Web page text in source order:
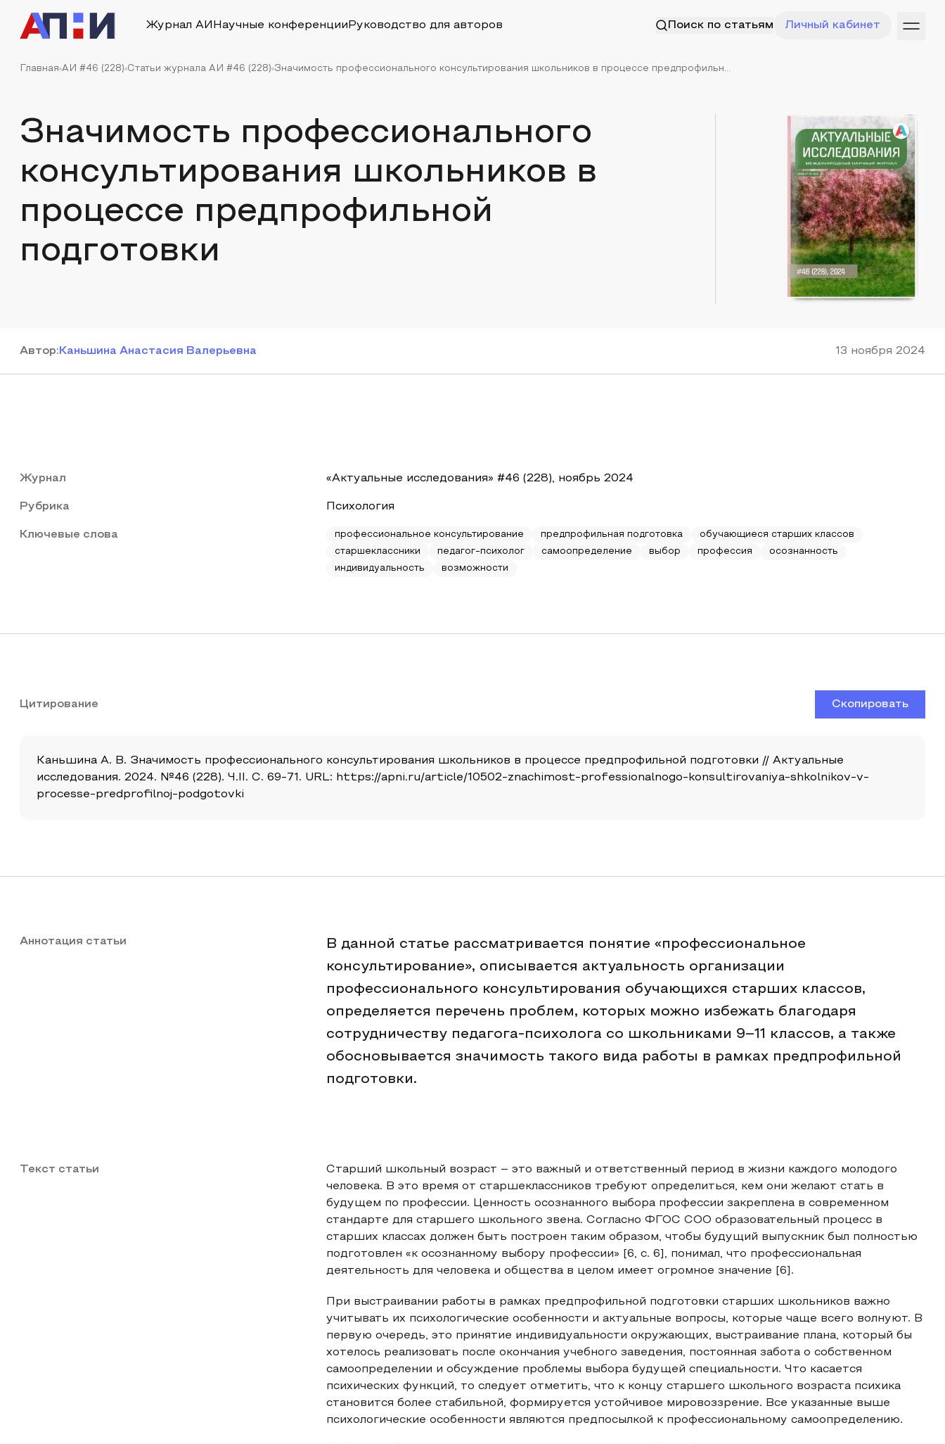
Журнал АИ Научные конференции Руководство для авторов Поиск по статьям Личный кабинет
Главная АИ #46 (228) Статьи журнала АИ #46 (228) Значимость профессионального консультирования школьников в процессе предпрофильн...
Значимость профессионального
консультирования школьников в
процессе предпрофильной
подготовки
Автор: Каньшина Анастасия Валерьевна 13 ноября 2024
Журнал «Актуальные исследования» #46 (228), ноябрь 2024
Рубрика Психология
Ключевые слова профессиональное консультирование предпрофильная подготовка
обучающиеся старших классов
старшеклассники
педагог-психолог самоопределение выбор профессия
осознанность
индивидуальность
возможности
Цитирование Скопировать
Каньшина А. В. Значимость профессионального консультирования школьников в процессе предпрофильной подготовки // Актуальные
исследования. 2024. №46 (228). Ч.II. С. 69-71. URL: https://apni.ru/article/10502-znachimost-professionalnogo-konsultirovaniya-shkolnikov-v-
processe-predprofilnoj-podgotovki
Аннотация статьи
В данной статье рассматривается понятие «профессиональное
консультирование», описывается актуальность организации
профессионального консультирования обучающихся старших классов,
определяется перечень проблем, которых можно избежать благодаря
сотрудничеству педагога-психолога со школьниками 9–11 классов, а также
обосновывается значимость такого вида работы в рамках предпрофильной
подготовки.
Текст статьи
Старший школьный возраст – это важный и ответственный период в жизни каждого молодого
человека. В это время от старшеклассников требуют определиться, кем они желают стать в
будущем по профессии. Ценность осознанного выбора профессии закреплена в современном
стандарте для старшего школьного звена. Согласно ФГОС СОО образовательный процесс в
старших классах должен быть построен таким образом, чтобы будущий выпускник был полностью
подготовлен «к осознанному выбору профессии» [6, с. 6], понимал, что профессиональная
деятельность для человека и общества в целом имеет огромное значение [6].
При выстраивании работы в рамках предпрофильной подготовки старших школьников важно
учитывать их психологические особенности и актуальные вопросы, которые чаще всего волнуют. В
первую очередь, это принятие индивидуальности окружающих, выстраивание плана, который бы
хотелось реализовать после окончания учебного заведения, постоянная забота о собственном
самоопределении и обсуждение проблемы выбора будущей специальности. Что касается
психических функций, то следует отметить, что к концу старшего школьного возраста психика
становится более стабильной, формируется устойчивое мировоззрение. Все указанные выше
психологические особенности являются предпосылкой к профессиональному самоопределению.